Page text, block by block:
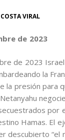
VIRAL
de 2023
de 2023
la
la presión para
por
Hamas. El
descubierto “el